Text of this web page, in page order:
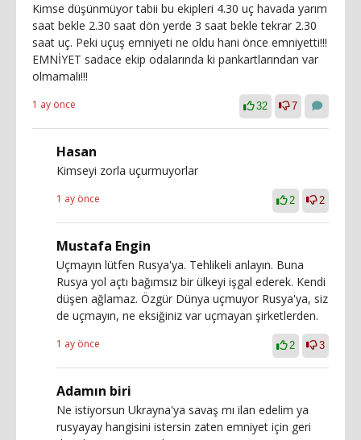
Kimse düşünmüyor tabii bu ekipleri 4.30 uç havada yarım
saat bekle 2.30 saat dön yerde 3 saat bekle tekrar 2.30
saat uç. Peki uçuş emniyeti ne oldu hani önce emniyetti!!!
EMNİYET sadace ekip odalarında ki pankartlarından var
olmamalı!!!
1 ay önce 32 7
Hasan
Kimseyi zorla uçurmuyorlar
1 ay önce 2 2
Mustafa Engin
Uçmayın lütfen Rusya'ya. Tehlikeli anlayın. Buna
Rusya yol açtı bağımsız bir ülkeyi işgal ederek. Kendi
düşen ağlamaz. Özgür Dünya uçmuyor Rusya'ya, siz
de uçmayın, ne eksiğiniz var uçmayan şirketlerden.
1 ay önce 2 3
Adamın biri
Ne istiyorsun Ukrayna'ya savaş mı ilan edelim ya
rusyayay hangisini istersin zaten emniyet için geri